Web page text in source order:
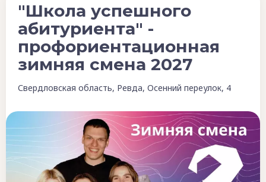
"Школа успешного
абитуриента" -
профориентационная
зимняя смена 2027
Свердловская область, Ревда, Осенний переулок, 4